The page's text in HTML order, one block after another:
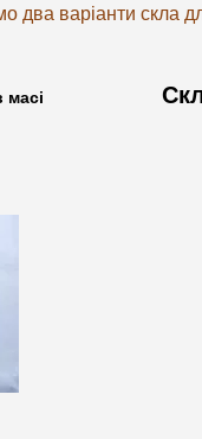
два варіанти скла